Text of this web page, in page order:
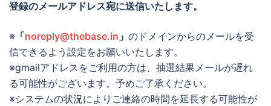
登録のメールアドレス宛に送信いたします。
※ 「noreply@thebase.in 」 のドメインからのメールを受
信できるよう設定をお願いいたします。
※gmailアドレスをご利用の方は、抽選結果メールが遅れ
る可能性がございます。予めご了承ください。
※システムの状況によりご連絡の時間を延長する可能性が